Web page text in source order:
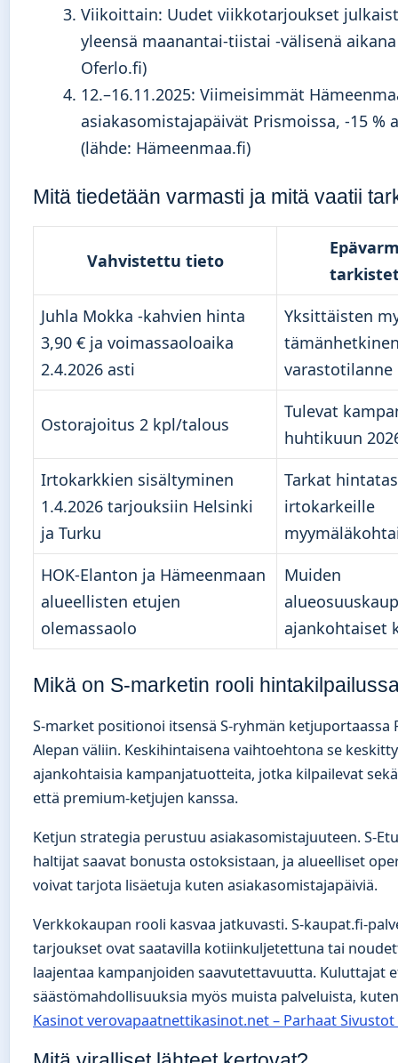
Viikoittain: Uudet viikkotarjoukset
yleensä maanantai-tiistai -välisenä
Oferlo.fi)
12.–16.11.2025: Viimeisimmät
asiakasomistajapäivät Prismoissa, -15 %
(lähde: Hämeenmaa.fi)
Mitä tiedetään varmasti ja mitä vaatii
Vahvistettu tieto
Juhla Mokka -kahvien hinta
3,90 € ja voimassaoloaika
2.4.2026 asti
Yksittäisten
varastotilanne
Ostorajoitus 2 kpl/talous
Tulevat
huhtikuun
Irtokarkkien sisältyminen
1.4.2026 tarjouksiin Helsinki
ja Turku
Tarkat
irtokarkeille
HOK-Elanton ja Hämeenmaan
alueellisten etujen
olemassaolo
Muiden
ajankohtaiset
Mikä on S-marketin rooli
S-market positionoi itsensä S-ryhmän ketjuportaassa
Alepan väliin. Keskihintaisena vaihtoehtona se
ajankohtaisia kampanjatuotteita, jotka kilpailevat
että premium-ketjujen kanssa.
Ketjun strategia perustuu asiakasomistajuuteen. S-
haltijat saavat bonusta ostoksistaan, ja alueelliset
voivat tarjota lisäetuja kuten asiakasomistajapäiviä.
Verkkokaupan rooli kasvaa jatkuvasti. S-kaupat.fi-
tarjoukset ovat saatavilla kotiinkuljetettuna tai
laajentaa kampanjoiden saavutettavuutta. Kuluttajat
säästömahdollisuuksia myös muista palveluista,
Kasinot verovapaatnettikasinot.net – Parhaat Sivustot